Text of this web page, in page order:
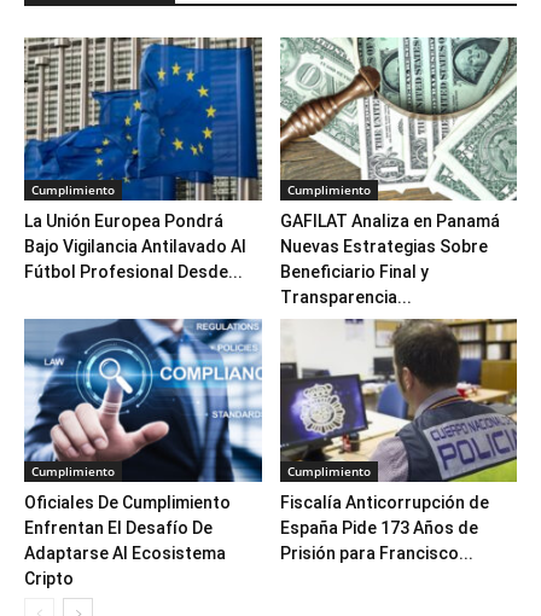
Cumplimiento
La Unión Europea Pondrá
Bajo Vigilancia Antilavado Al
Fútbol Profesional Desde...
Cumplimiento
GAFILAT Analiza en Panamá
Nuevas Estrategias Sobre
Beneficiario Final y
Transparencia...
Cumplimiento
Oficiales De Cumplimiento
Enfrentan El Desafío De
Adaptarse Al Ecosistema
Cripto
Cumplimiento
Fiscalía Anticorrupción de
España Pide 173 Años de
Prisión para Francisco...